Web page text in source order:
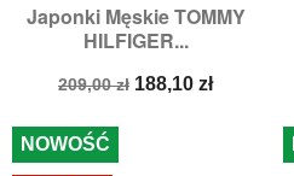
Japonki Męskie TOMMY
HILFIGER...
Cena
209,00 zł Cena
188,10 zł
NOWOŚĆ